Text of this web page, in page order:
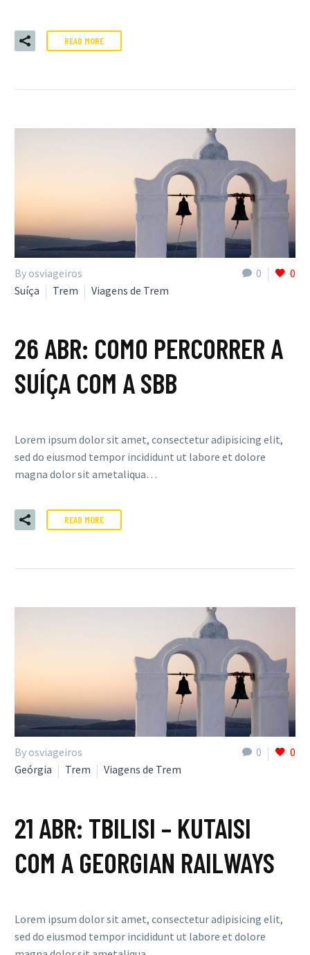
READ MORE
0 0
By osviageiros
Suíça
Trem Viagens de Trem
26 ABR: COMO PERCORRER A
SUÍÇA COM A SBB
Lorem ipsum dolor sit amet, consectetur adipisicing elit,
sed do eiusmod tempor incididunt ut labore et dolore
magna dolor sit ametaliqua…
READ MORE
0 0
By osviageiros
Geórgia
Trem Viagens de Trem
21 ABR: TBILISI – KUTAISI
COM A GEORGIAN RAILWAYS
Lorem ipsum dolor sit amet, consectetur adipisicing elit,
sed do eiusmod tempor incididunt ut labore et dolore